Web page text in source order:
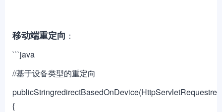
移动端重定向 ：
```java
//基于设备类型的重定向
{